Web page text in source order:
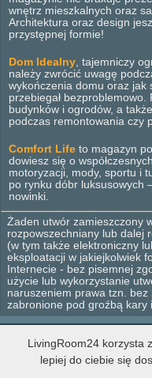
wnętrz mieszkalnych oraz
Architektura oraz design
przystępnej formie!
Dom Idealny , tajemniczy
należy zwrócić uwagę
wykończenia domu oraz jak
przebiegał
budynków i ogrodów, a
podczas remontowania czy
Comfort Life to magazyn
dowiesz się o
motoryzacji, mody, sportu i
po rynku dóbr luksusowych
nowinki.
Żaden utwór zamieszczony
rozpowszechniany lub dalej
(w tym także elektroniczny
eksploatacji w jakiejkolwiek
Internecie - bez pisemnej
użycie lub wykorzystanie
naruszeniem prawa tzn.
zabronione pod groźbą kary
© 2012 - 2026 Media
Wnętrza
Dom Ogród
LivingRoom24 korzysta
lepiej do ciebie się